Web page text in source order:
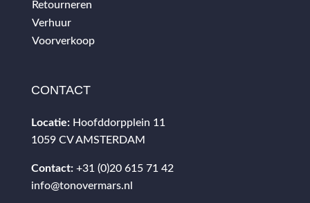
Retourneren
Verhuur
Voorverkoop
CONTACT
Locatie: Hoofddorpplein 11
1059 CV AMSTERDAM
Contact: +31 (0)20 615 71 42
info@tonovermars.nl